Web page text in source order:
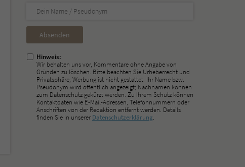
Nicht
ausfüllen!
Hinweis:
Wir behalten uns vor, Kommentare ohne Angabe von
Gründen zu löschen. Bitte beachten Sie Urheberrecht und
Privatsphäre; Werbung ist nicht gestattet. Ihr Name bzw.
Pseudonym wird öffentlich angezeigt; Nachnamen können
zum Datenschutz gekürzt werden. Zu Ihrem Schutz können
Kontaktdaten wie E-Mail-Adressen, Telefonnummern oder
Anschriften von der Redaktion entfernt werden. Details
finden Sie in unserer Datenschutzerklärung.